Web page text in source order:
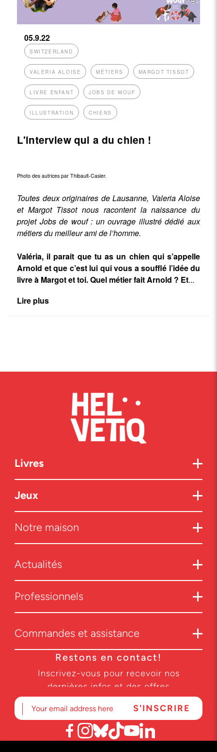
05.9.22
SWITZERLAND
VALERIA ALOISE MÉTIERS MARGOT TISSOT
LIVRE ENFANT JOBS DE WOUF
ILLUSTRATION CHIENS
L'interview qui a du chien !
Photo des autrices par Thibault-Casier.
Toutes deux originaires de Lausanne, Valeria Aloise
et Margot Tissot nous racontent la naissance du
projet Jobs de wouf : un ouvrage illustré dédié aux
métiers du meilleur ami de l’homme.
Valéria, il parait que tu as un chien qui s’appelle
Arnold et que c’est lui qui vous a soufflé l’idée du
livre à Margot et toi. Quel métier fait Arnold ? Et...
Lire plus
Livres
Jeux
Notre maison
Actualités
Professionnels
Commandes et assistance
Restons en contact!
Inscrivez-vous pour recevoir nos
dernières infos et des offres
exclusives.